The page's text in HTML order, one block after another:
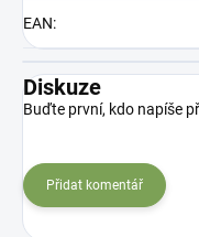
EAN:
Diskuze
Buďte první, kdo napíše
Přidat komentář